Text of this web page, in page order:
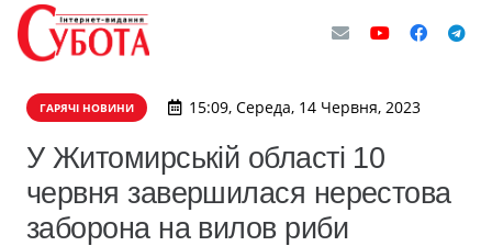
ГАРЯЧІ НОВИНИ 15:09, Середа, 14 Червня, 2023
У Житомирській області 10
червня завершилася нерестова
заборона на вилов риби